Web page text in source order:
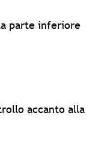
parte inferiore
accanto alla